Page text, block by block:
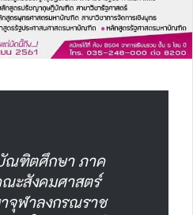
ณฑิตศึกษา ภาค
ะสังคมศาสตร์
จุฬาลงกรณราช